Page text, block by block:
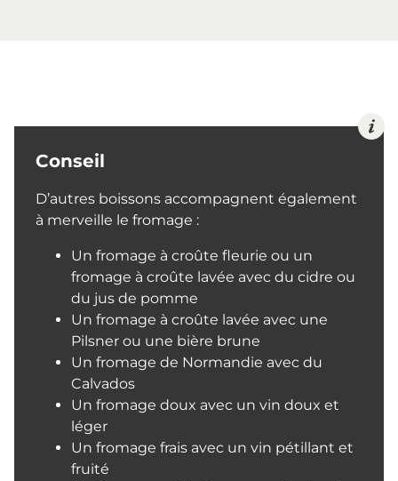
Conseil
D’autres boissons accompagnent également
à merveille le fromage :
Un fromage à croûte fleurie ou un
fromage à croûte lavée avec du cidre ou
du jus de pomme
Un fromage à croûte lavée avec une
Pilsner ou une bière brune
Un fromage de Normandie avec du
Calvados
Un fromage doux avec un vin doux et
léger
Un fromage frais avec un vin pétillant et
fruité